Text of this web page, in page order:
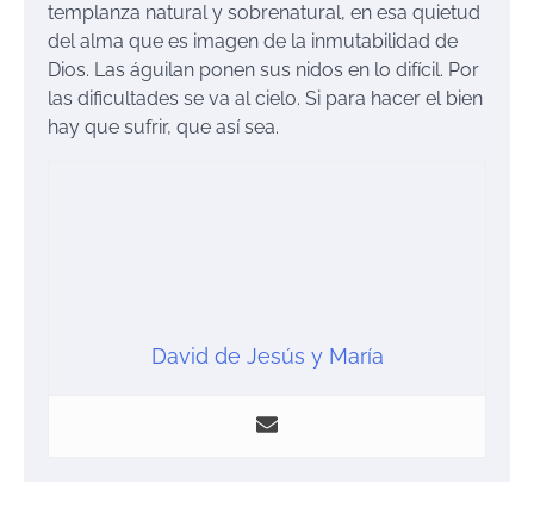
templanza natural y sobrenatural, en esa quietud
del alma que es imagen de la inmutabilidad de
Dios. Las águilan ponen sus nidos en lo difícil. Por
las dificultades se va al cielo. Si para hacer el bien
hay que sufrir, que así sea.
David de Jesús y María